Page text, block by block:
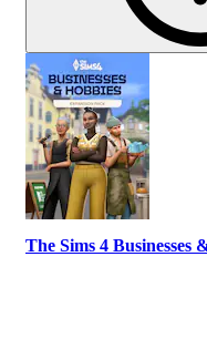
The Sims 4 Businesses